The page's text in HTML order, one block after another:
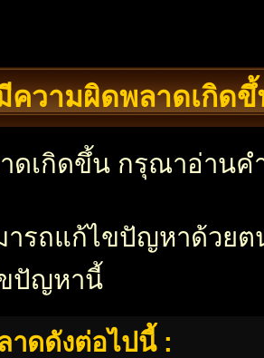
วามผิดพลาดเกิดขึ้
ดเกิดขึ้น กรุณาอ่านค
ารถแก้ไขปัญหาด้วย
ปัญหานี้
ดดังต่อไปนี้ :